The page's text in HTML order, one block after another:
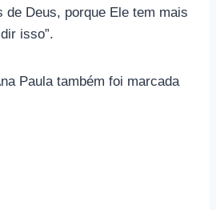
de Deus, porque Ele tem mais
isso”.
Paula também foi marcada